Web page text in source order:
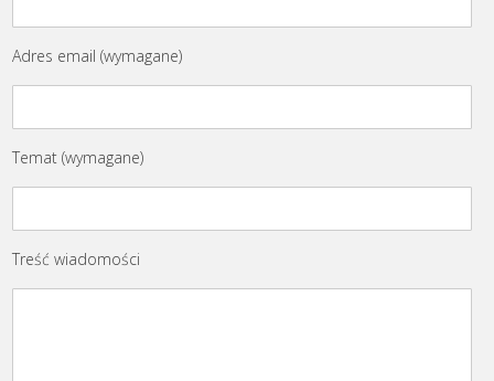
Adres email (wymagane)
Temat (wymagane)
Treść wiadomości